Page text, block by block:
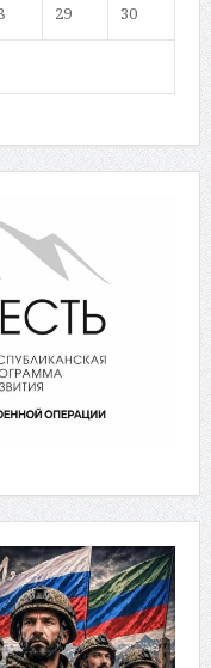
29 30